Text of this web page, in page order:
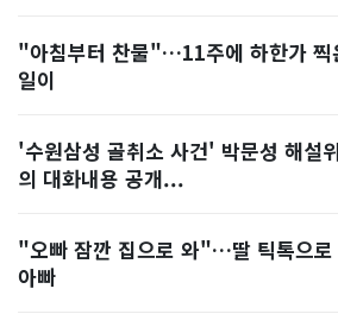
"아침부터 찬물"…11주에 하한가 찍
일이
'수원삼성 골취소 사건' 박문성 해설
의 대화내용 공개...
"오빠 잠깐 집으로 와"…딸 틱톡으로
아빠